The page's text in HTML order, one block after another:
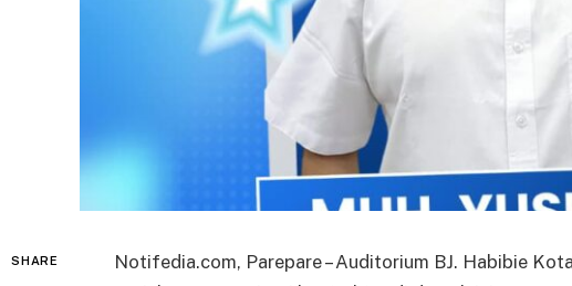
SHARE
Notifedia.com, Parepare – Auditorium BJ. Habibie